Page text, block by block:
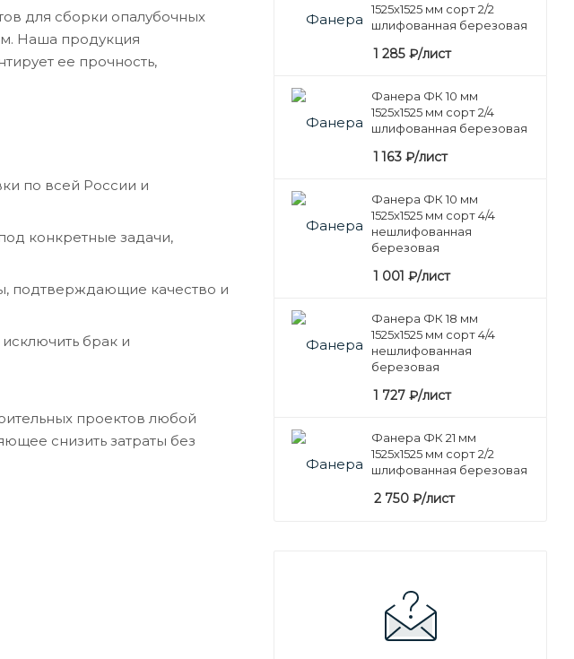
для сборки опалубочных
Наша продукция
ее прочность,
по всей России и
конкретные задачи,
подтверждающие качество и
брак и
проектов любой
снизить затраты без
1525х1525 мм сорт 2/2
шлифованная березовая
1 285 ₽/лист
Фанера ФК 10 мм
1525х1525 мм сорт 2/4
шлифованная березовая
1 163 ₽/лист
Фанера ФК 10 мм
1525х1525 мм сорт 4/4
нешлифованная
березовая
1 001 ₽/лист
Фанера ФК 18 мм
1525х1525 мм сорт 4/4
нешлифованная
березовая
1 727 ₽/лист
Фанера ФК 21 мм
1525х1525 мм сорт 2/2
шлифованная березовая
2 750 ₽/лист